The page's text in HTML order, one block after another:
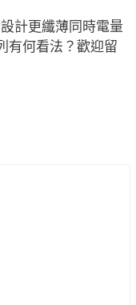
計更纖薄同時電量
有何看法？歡迎留